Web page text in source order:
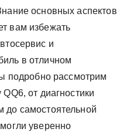
основных аспектов
вам избежать
и
в отличном
подробно рассмотрим
от диагностики
до самостоятельной
уверенно